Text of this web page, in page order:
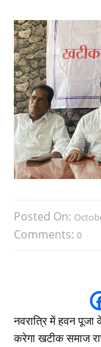
Posted On:
Comments: 0
नवरात्रि में हवन
करेगा खटीक समाज